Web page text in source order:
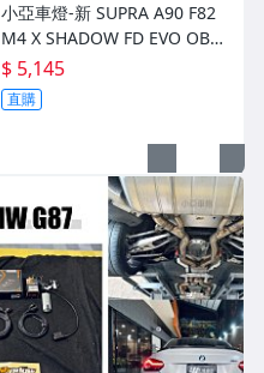
小亞車燈-新 SUPRA A90 F82
M4 X SHADOW FD EVO OBD
2 監控錶 監控表
$ 5,145
直購